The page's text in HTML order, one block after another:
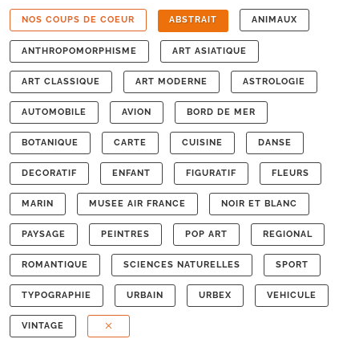
NOS COUPS DE COEUR ABSTRAIT ANIMAUX
ANTHROPOMORPHISME ART ASIATIQUE
ART CLASSIQUE ART MODERNE ASTROLOGIE
AUTOMOBILE AVION BORD DE MER
BOTANIQUE CARTE CUISINE DANSE
DECORATIF ENFANT FIGURATIF FLEURS
MARIN MUSEE AIR FRANCE NOIR ET BLANC
PAYSAGE PEINTRES POP ART REGIONAL
ROMANTIQUE SCIENCES NATURELLES SPORT
TYPOGRAPHIE URBAIN URBEX VEHICULE
VINTAGE